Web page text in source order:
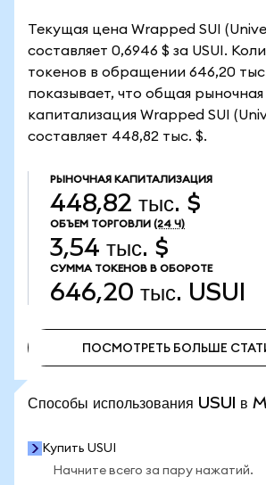
Текущая цена Wrapped SUI
составляет 0,6946 $ за USUI.
токенов в обращении 646,20 тыс.
показывает, что общая рыночная
капитализация Wrapped SUI
составляет 448,82 тыс. $.
РЫНОЧНАЯ КАПИТАЛИЗАЦИЯ
448,82 тыс. $
ОБЪЕМ ТОРГОВЛИ (24 Ч)
3,54 тыс. $
СУММА ТОКЕНОВ В ОБОРОТЕ
646,20 тыс. USUI
ПОСМОТРЕТЬ БОЛЬШЕ
Способы использования USUI в
Купить USUI
Начните всего за пару нажатий.